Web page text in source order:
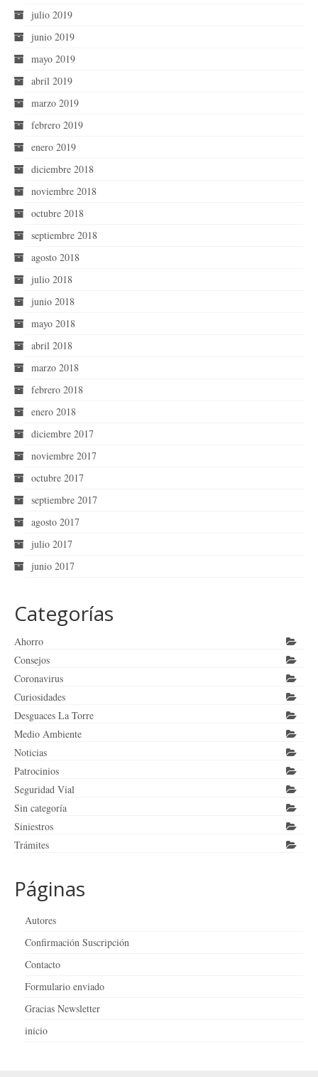
julio 2019
junio 2019
mayo 2019
abril 2019
marzo 2019
febrero 2019
enero 2019
diciembre 2018
noviembre 2018
octubre 2018
septiembre 2018
agosto 2018
julio 2018
junio 2018
mayo 2018
abril 2018
marzo 2018
febrero 2018
enero 2018
diciembre 2017
noviembre 2017
octubre 2017
septiembre 2017
agosto 2017
julio 2017
junio 2017
Categorías
Ahorro
Consejos
Coronavirus
Curiosidades
Desguaces La Torre
Medio Ambiente
Noticias
Patrocinios
Seguridad Vial
Sin categoría
Siniestros
Trámites
Páginas
Autores
Confirmación Suscripción
Contacto
Formulario enviado
Gracias Newsletter
inicio